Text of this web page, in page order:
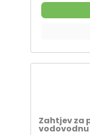
Zahtjev za
vodovodnu